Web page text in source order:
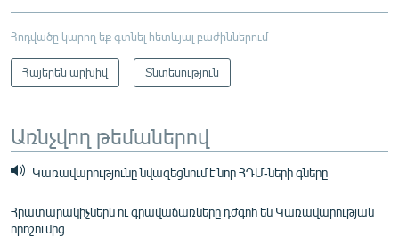
Հոդվածը կարող եք գտնել հետևյալ բաժիններում
Հայերեն արխիվ Տնտեսություն
Առնչվող թեմաներով
Կառավարությունը նվազեցնում է նոր ՀԴՄ-ների գները
Հրատարակիչներն ու գրավաճառները դժգոհ են Կառավարության
որոշումից